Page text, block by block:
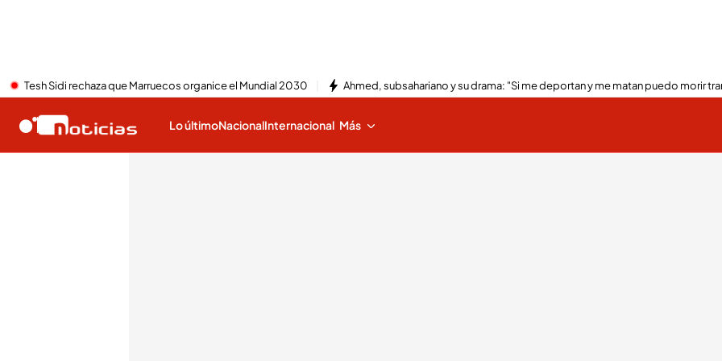
Tesh Sidi rechaza que Marruecos organice el Mundial 2030 Ahmed, subsahariano y su drama: "Si me deportan y me matan puedo morir
Lo últimoNacionalInternacional Más